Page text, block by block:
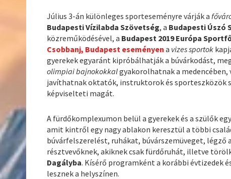
Július 3-án különleges sporteseményre várják a
Budapesti Vízilabda Szövetség, a Budapesti Úszó
közreműködésével, a Budapest 2019 Európa
Csobbanj, Budapest eseményen a vizes sportok
gyerekek egyaránt kipróbálhatják a búvárkodást,
olimpiai bajnokokkalgyakorolhatnak a
javíthatnak oktatók, instruktorok és sporteszközök
képviselteti magát.
A fürdőkomplexumon belül a gyerekek és a szülők
amit kintről egy nagy ablakon keresztül a többi
búvárfelszerelést, ruhákat, búvárszemüveget,
résztvevőknek, akiknek csak fürdőruhát, illetve
Dagályba. Kísérő programként a korábbi évtizedek
lesznek a helyszínen.